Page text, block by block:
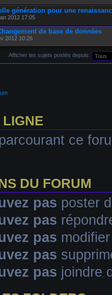
génération pour une
2012 17:05
de base de données
2012 10:26
Afficher les sujets postés depuis:
LIGNE
ce
DU FORUM
pas poster
pas
pas
pas
pas joindre